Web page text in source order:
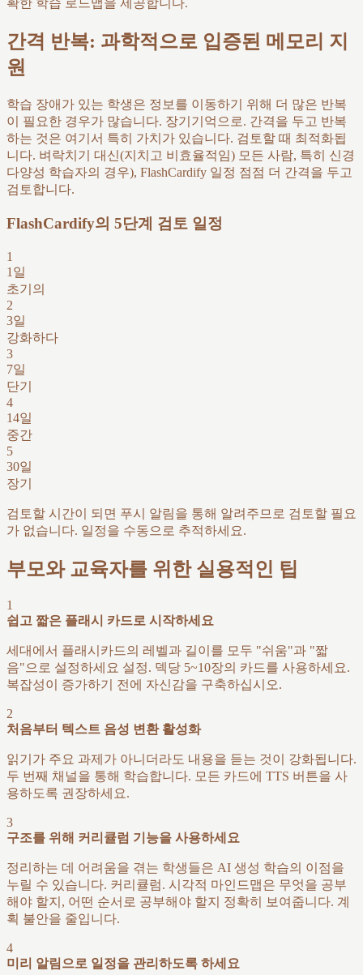
확한 학습 로드맵을 제공합니다.
간격 반복: 과학적으로 입증된 메모리 지
원
학습 장애가 있는 학생은 정보를 이동하기 위해 더 많은 반복
이 필요한 경우가 많습니다. 장기기억으로. 간격을 두고 반복
하는 것은 여기서 특히 가치가 있습니다. 검토할 때 최적화됩
니다. 벼락치기 대신(지치고 비효율적임) 모든 사람, 특히 신경
다양성 학습자의 경우), FlashCardify 일정 점점 더 간격을 두고
검토합니다.
FlashCardify의 5단계 검토 일정
1
1일
초기의
2
3일
강화하다
3
7일
단기
4
14일
중간
5
30일
장기
검토할 시간이 되면 푸시 알림을 통해 알려주므로 검토할 필요
가 없습니다. 일정을 수동으로 추적하세요.
부모와 교육자를 위한 실용적인 팁
1
쉽고 짧은 플래시 카드로 시작하세요
세대에서 플래시카드의 레벨과 길이를 모두 "쉬움"과 "짧
음"으로 설정하세요 설정. 덱당 5~10장의 카드를 사용하세요.
복잡성이 증가하기 전에 자신감을 구축하십시오.
2
처음부터 텍스트 음성 변환 활성화
읽기가 주요 과제가 아니더라도 내용을 듣는 것이 강화됩니다.
두 번째 채널을 통해 학습합니다. 모든 카드에 TTS 버튼을 사
용하도록 권장하세요.
3
구조를 위해 커리큘럼 기능을 사용하세요
정리하는 데 어려움을 겪는 학생들은 AI 생성 학습의 이점을
누릴 수 있습니다. 커리큘럼. 시각적 마인드맵은 무엇을 공부
해야 할지, 어떤 순서로 공부해야 할지 정확히 보여줍니다. 계
획 불안을 줄입니다.
4
미리 알림으로 일정을 관리하도록 하세요